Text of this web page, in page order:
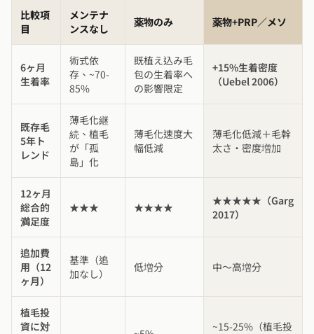
比較項
目
メンテナ
ンスなし
薬物のみ 薬物+PRP／メソ
6ヶ月
生着率
術式依
存、~70-
85%
既植え込み毛
包の生着率へ
の影響限定
+15%生着密度
（Uebel 2006）
既存毛
5年ト
レンド
薄毛化継
続、植毛
が「孤
島」化
薄毛化速度大
幅低減
薄毛化低減＋毛幹
太さ・密度増加
12ヶ月
総合的
満足度
★★★ ★★★★
★★★★★（Garg
2017）
追加費
用（12
ヶ月）
基準（追
加なし）
低増分 中〜高増分
植毛投
資に対
~15-25%（植毛投